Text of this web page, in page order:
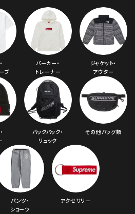
ブ
パーカー・
トレーナー
ジャケット・
アウター
バックパック・
リュック
その他バッグ類
パンツ・
ショーツ
アクセサリー